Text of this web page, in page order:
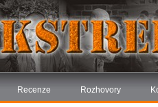
Recenze Rozhovory